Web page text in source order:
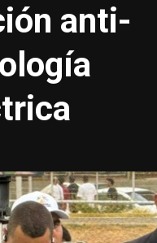
anti-